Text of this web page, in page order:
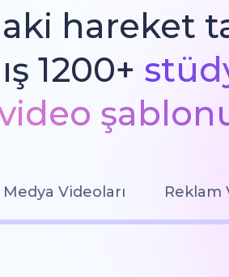
hareket
1200+
Medya Videoları Reklam